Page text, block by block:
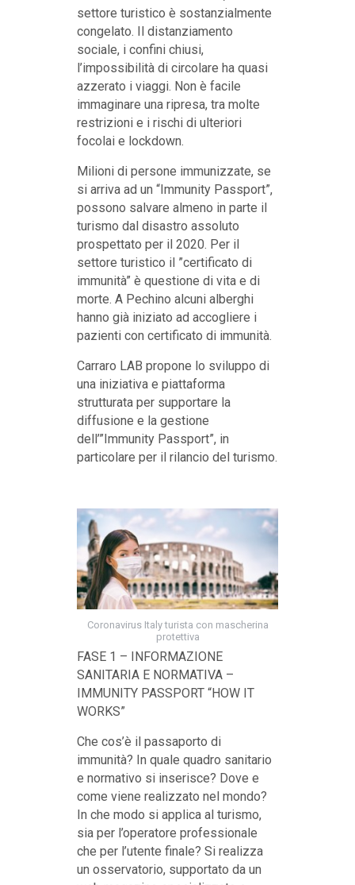
settore turistico è sostanzialmente
congelato. Il distanziamento
sociale, i confini chiusi,
l’impossibilità di circolare ha quasi
azzerato i viaggi. Non è facile
immaginare una ripresa, tra molte
restrizioni e i rischi di ulteriori
focolai e lockdown.
Milioni di persone immunizzate, se
si arriva ad un “Immunity Passport”,
possono salvare almeno in parte il
turismo dal disastro assoluto
prospettato per il 2020. Per il
settore turistico il ”certificato di
immunità” è questione di vita e di
morte. A Pechino alcuni alberghi
hanno già iniziato ad accogliere i
pazienti con certificato di immunità.
Carraro LAB propone lo sviluppo di
una iniziativa e piattaforma
strutturata per supportare la
diffusione e la gestione
dell’”Immunity Passport”, in
particolare per il rilancio del turismo.
Coronavirus Italy turista con mascherina
protettiva
FASE 1 – INFORMAZIONE
SANITARIA E NORMATIVA –
IMMUNITY PASSPORT “HOW IT
WORKS”
Che cos’è il passaporto di
immunità? In quale quadro sanitario
e normativo si inserisce? Dove e
come viene realizzato nel mondo?
In che modo si applica al turismo,
sia per l’operatore professionale
che per l’utente finale? Si realizza
un osservatorio, supportato da un